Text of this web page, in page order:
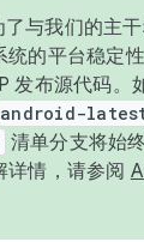
与我们的主
统的平台稳定
发布源代码。
android-
清单分支将始
详情，请参阅